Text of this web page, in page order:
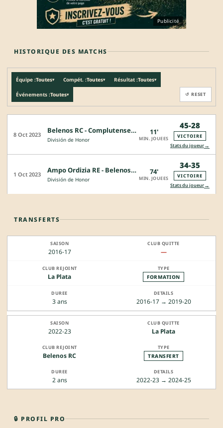
Publicité
HISTORIQUE DES MATCHS
Équipe :Toutes▾ Compét. :Toutes▾ Résultat :Toutes▾
Événements :Toutes▾ ↺ RESET
8 Oct 2023 Belenos RC - Complutense Cisneros
División de Honor
11'
MIN. JOUEES
45-28
VICTOIRE
Stats du joueur→
1 Oct 2023 Ampo Ordizia RE - Belenos RC
División de Honor
74'
MIN. JOUEES
34-35
VICTOIRE
Stats du joueur→
TRANSFERTS
2016-17 —
La Plata FORMATION
3 ans 2016-17 → 2019-20
2022-23 La Plata
Belenos RC TRANSFERT
2 ans 2022-23 → 2024-25
🔒 PROFIL PRO